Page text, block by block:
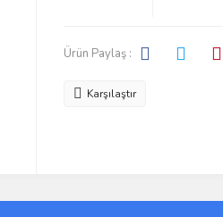
Ürün Paylaş :
Karşılaştır